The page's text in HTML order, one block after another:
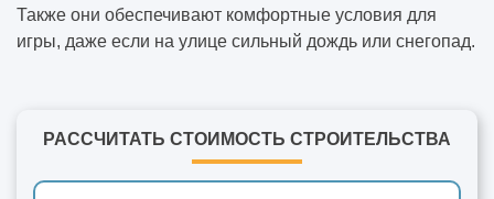
Также они обеспечивают комфортные условия для
игры, даже если на улице сильный дождь или снегопад.
РАССЧИТАТЬ СТОИМОСТЬ СТРОИТЕЛЬСТВА